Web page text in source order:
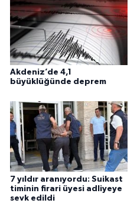
Akdeniz’de 4,1
büyüklüğünde deprem
7 yıldır aranıyordu: Suikast
timinin firari üyesi adliyeye
sevk edildi